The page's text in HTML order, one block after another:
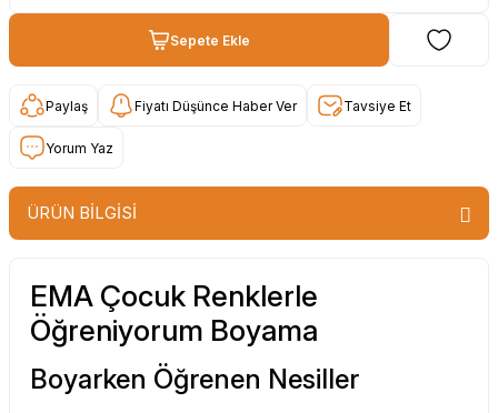
Sepete Ekle
Paylaş Fiyatı Düşünce Haber Ver Tavsiye Et
Yorum Yaz
ÜRÜN BİLGİSİ
EMA Çocuk Renklerle
Öğreniyorum Boyama
Boyarken Öğrenen Nesiller